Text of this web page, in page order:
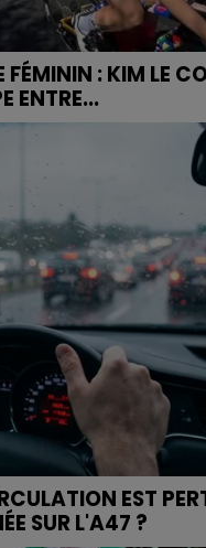
FÉMININ : KIM LE
ENTRE...
EST
SUR L'A47 ?